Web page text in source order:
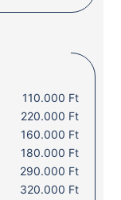
110.000 Ft
220.000 Ft
160.000 Ft
180.000 Ft
290.000 Ft
320.000 Ft